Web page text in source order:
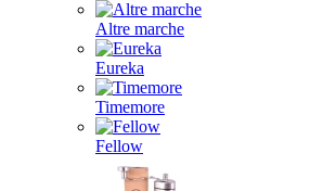
Altre marche
Eureka
Timemore
Fellow